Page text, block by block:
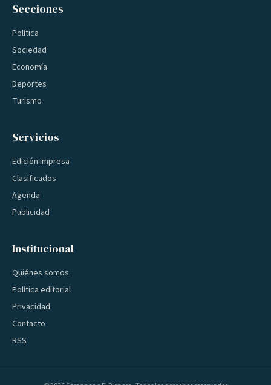
Secciones
Política
Sociedad
Economía
Deportes
Turismo
Servicios
Edición impresa
Clasificados
Agenda
Publicidad
Institucional
Quiénes somos
Política editorial
Privacidad
Contacto
RSS